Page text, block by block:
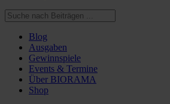
Blog
Ausgaben
Gewinnspiele
Events & Termine
Über BIORAMA
Shop